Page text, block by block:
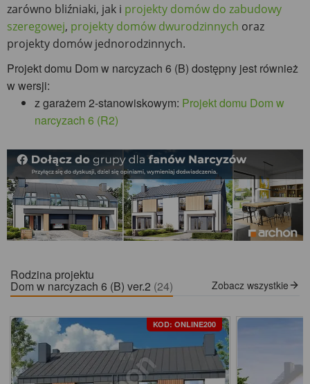
zarówno bliźniaki, jak i projekty domów do zabudowy
szeregowej, projekty domów dwurodzinnych oraz
projekty domów jednorodzinnych.
Projekt domu Dom w narcyzach 6 (B) dostępny jest również
w wersji:
z garażem 2-stanowiskowym: Projekt domu Dom w
narcyzach 6 (R2)
Rodzina projektu
Dom w narcyzach 6 (B) ver.2 (24) Zobacz wszystkie
KOD: ONLINE200